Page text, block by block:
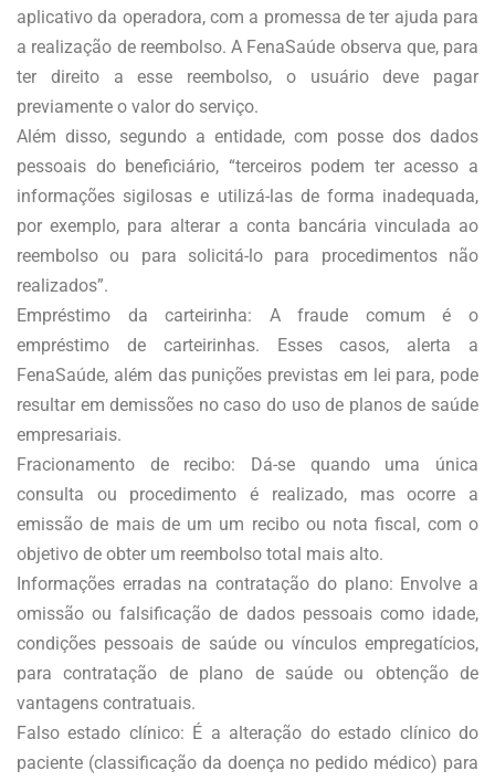
aplicativo da operadora, com a promessa de ter ajuda para
a realização de reembolso. A FenaSaúde observa que, para
ter direito a esse reembolso, o usuário deve pagar
previamente o valor do serviço.
Além disso, segundo a entidade, com posse dos dados
pessoais do beneficiário, “terceiros podem ter acesso a
informações sigilosas e utilizá-las de forma inadequada,
por exemplo, para alterar a conta bancária vinculada ao
reembolso ou para solicitá-lo para procedimentos não
realizados”.
Empréstimo da carteirinha: A fraude comum é o
empréstimo de carteirinhas. Esses casos, alerta a
FenaSaúde, além das punições previstas em lei para, pode
resultar em demissões no caso do uso de planos de saúde
empresariais.
Fracionamento de recibo: Dá-se quando uma única
consulta ou procedimento é realizado, mas ocorre a
emissão de mais de um um recibo ou nota fiscal, com o
objetivo de obter um reembolso total mais alto.
Informações erradas na contratação do plano: Envolve a
omissão ou falsificação de dados pessoais como idade,
condições pessoais de saúde ou vínculos empregatícios,
para contratação de plano de saúde ou obtenção de
vantagens contratuais.
Falso estado clínico: É a alteração do estado clínico do
paciente (classificação da doença no pedido médico) para